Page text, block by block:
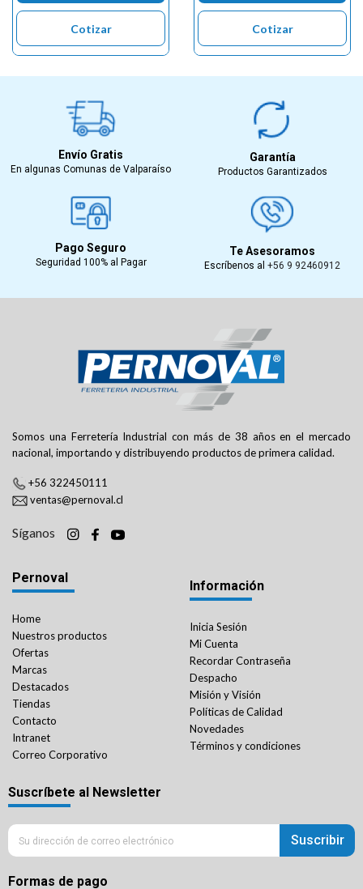
Cotizar Cotizar
Envío Gratis
En algunas Comunas de Valparaíso
Garantía
Productos Garantizados
Pago Seguro
Seguridad 100% al Pagar
Te Asesoramos
Escríbenos al +56 9 92460912
Somos una Ferretería Industrial con más de 38 años en el mercado
nacional, importando y distribuyendo productos de primera calidad.
+56 322450111
ventas@pernoval.cl
Síganos
Pernoval
Home
Nuestros productos
Ofertas
Marcas
Destacados
Tiendas
Contacto
Intranet
Correo Corporativo
Información
Inicia Sesión
Mi Cuenta
Recordar Contraseña
Despacho
Misión y Visión
Políticas de Calidad
Novedades
Términos y condiciones
Suscríbete al Newsletter
Suscribir
Formas de pago